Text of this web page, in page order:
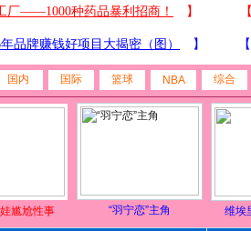
国内 国际 篮球 NBA 综合
尴尬性事 “羽宁恋”主角 维埃